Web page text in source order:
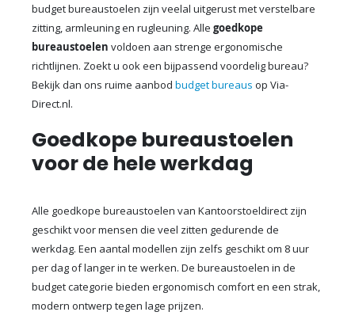
budget bureaustoelen zijn veelal uitgerust met verstelbare
zitting, armleuning en rugleuning. Alle goedkope
bureaustoelen voldoen aan strenge ergonomische
richtlijnen. Zoekt u ook een bijpassend voordelig bureau?
Bekijk dan ons ruime aanbod budget bureaus op Via-
Direct.nl.
Goedkope bureaustoelen
voor de hele werkdag
Alle goedkope bureaustoelen van Kantoorstoeldirect zijn
geschikt voor mensen die veel zitten gedurende de
werkdag. Een aantal modellen zijn zelfs geschikt om 8 uur
per dag of langer in te werken. De bureaustoelen in de
budget categorie bieden ergonomisch comfort en een strak,
modern ontwerp tegen lage prijzen.